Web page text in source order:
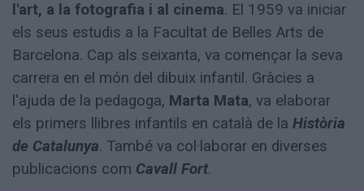
l'art, a la fotografia i al cinema. El 1959 va iniciar
els seus estudis a la Facultat de Belles Arts de
Barcelona. Cap als seixanta, va començar la seva
carrera en el món del dibuix infantil. Gràcies a
l'ajuda de la pedagoga, Marta Mata, va elaborar
els primers llibres infantils en català de la Història
de Catalunya. També va col·laborar en diverses
publicacions com Cavall Fort.